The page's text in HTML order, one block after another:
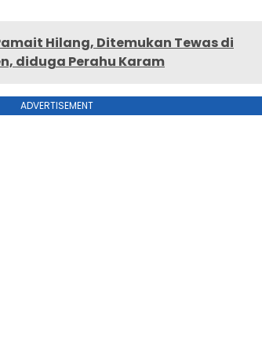
Hilang, Ditemukan Tewas di
diduga Perahu Karam
ADVERTISEMENT